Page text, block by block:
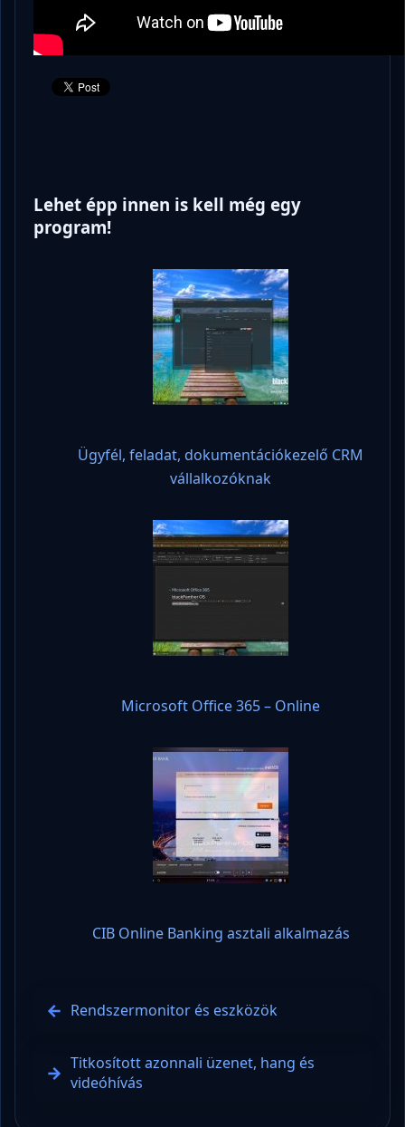
Lehet épp innen is kell még egy
program!
Ügyfél, feladat, dokumentációkezelő CRM
vállalkozóknak
Microsoft Office 365 – Online
CIB Online Banking asztali alkalmazás
Rendszermonitor és eszközök
Titkosított azonnali üzenet, hang és
videóhívás